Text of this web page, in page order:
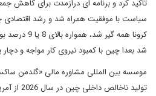
تاکید کرد و برنامه ای درازمدت برای کاهش
کرونا همه
شد بعدا چین با کمبود نیروی کار مواجه و
تولید